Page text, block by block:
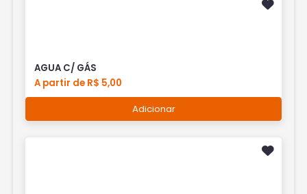
AGUA C/ GÁS
A partir de R$ 5,00
Adicionar